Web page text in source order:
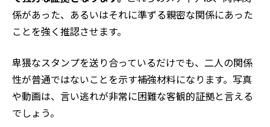
係があった、あるいはそれに準ずる親密な関係にあった
ことを強く推認させます。
卑猥なスタンプを送り合っているだけでも、二人の関係
性が普通ではないことを示す補強材料になります。写真
や動画は、言い逃れが非常に困難な客観的証拠と言える
でしょう。